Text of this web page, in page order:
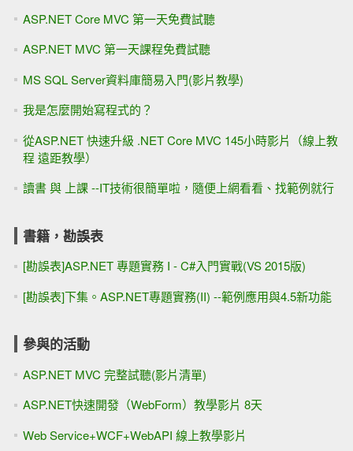
ASP.NET Core MVC 第一天免費試聽
ASP.NET MVC 第一天課程免費試聽
MS SQL Server資料庫簡易入門(影片教學)
我是怎麼開始寫程式的？
從ASP.NET 快速升級 .NET Core MVC 145小時影片（線上教
程 遠距教學）
讀書 與 上課 --IT技術很簡單啦，隨便上網看看、找範例就行
書籍，勘誤表
[勘誤表]ASP.NET 專題實務 I - C#入門實戰(VS 2015版)
[勘誤表]下集。ASP.NET專題實務(II) --範例應用與4.5新功能
參與的活動
ASP.NET MVC 完整試聽(影片清單)
ASP.NET快速開發（WebForm）教學影片 8天
Web Service+WCF+WebAPI 線上教學影片